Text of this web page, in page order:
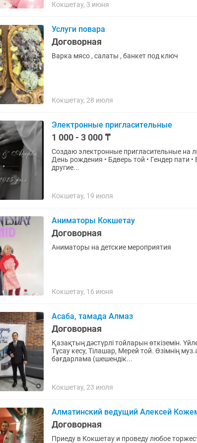
Кокшетау, 3 июня
Услуги повара
Договорная
Варка мясо , салаты , банкет под ключ
Кокшетау, 28 июля
Электронные пригласительные
1 000 - 3 000 ₸
Создаю электронные пригласительные на любые мероприятия
День рождения • Бдверь той • Гендер пати
другие...
Кокшетау, 19 июля
Аниматоры Кокшетау
Договорная
Аниматоры на детские мероприятия
Кокшетау, 16 июня
Асаба, тамада Алмаз
Договорная
Қазақтың дәстүрлі тойларын өткіземін. Үйлену тойы, Беташар, Қыз ұзату, Құдалық, 1 жас,
Тұсау кесу, Тілашар, Мерей той. Өзімнің муз.апаратым және диджейім бар. Арнайы жасалған
бағдарлама (шешендік...
Кокшетау, 23 июля
Алматинский ведущий Алексей
Договорная
Приеду в Кокшетау и проведу любое